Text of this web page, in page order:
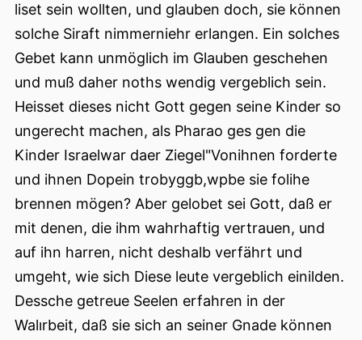
liset sein wollten, und glauben doch, sie können
solche Siraft nimmerniehr erlangen. Ein solches
Gebet kann unmöglich im Glauben geschehen
und muß daher noths wendig vergeblich sein.
Heisset dieses nicht Gott gegen seine Kinder so
ungerecht machen, als Pharao ges gen die
Kinder Israelwar daer Ziegel"Vonihnen forderte
und ihnen Dopein trobyggb,wpbe sie folihe
brennen mögen? Aber gelobet sei Gott, daß er
mit denen, die ihm wahrhaftig vertrauen, und
auf ihn harren, nicht deshalb verfährt und
umgeht, wie sich Diese leute vergeblich einilden.
Dessche getreue Seelen erfahren in der
Walırbeit, daß sie sich an seiner Gnade können